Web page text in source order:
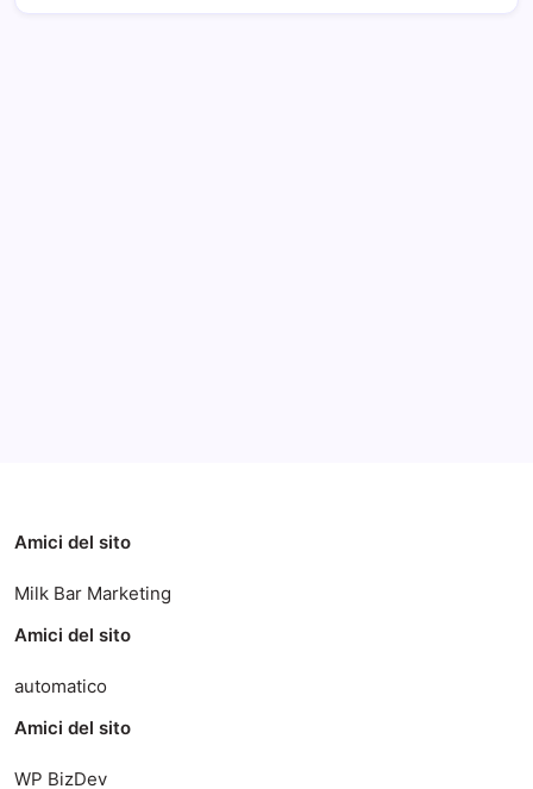
Amici del sito
Milk Bar Marketing
Amici del sito
automatico
Amici del sito
WP BizDev